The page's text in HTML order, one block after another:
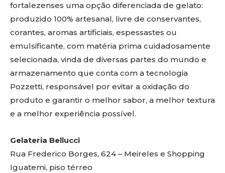
fortalezenses uma opção diferenciada de gelato:
produzido 100% artesanal, livre de conservantes,
corantes, aromas artificiais, espessastes ou
emulsificante, com matéria prima cuidadosamente
selecionada, vinda de diversas partes do mundo e
armazenamento que conta com a tecnologia
Pozzetti, responsável por evitar a oxidação do
produto e garantir o melhor sabor, a melhor textura
e a melhor experiência possível.
Gelateria Bellucci
Rua Frederico Borges, 624 – Meireles e Shopping
Iguatemi, piso térreo